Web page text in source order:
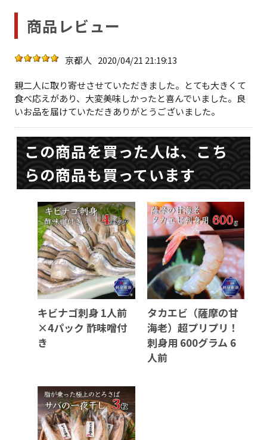
商品レビュー
京都人 2020/04/21 21:19:13
親二人に取り寄せさせていただきました。とても大きくて
食べ応えがあり、大変美味しかったと喜んでいました。良
いお品を届けていただきありがとうございました。
この商品を買った人は、こち
らの商品も買っています
キビナゴ刺身 1人前
×4パック 酢味噌付
き
タカエビ（薩摩の甘
海老）超プリプリ！
刺身用 600グラム 6
人前